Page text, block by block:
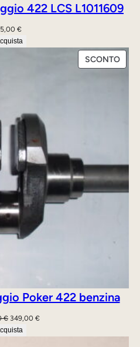
422 LCS L1011609
€
SCONTO
Poker 422 benzina
€ Il
prezzo
349,00 €Il